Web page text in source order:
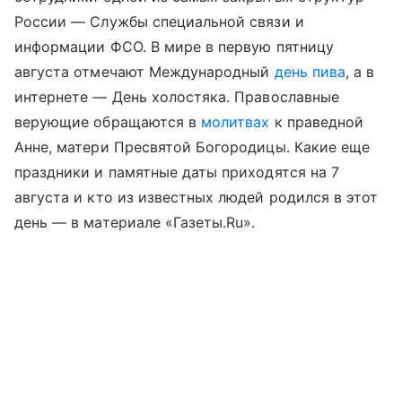
России — Службы специальной связи и
информации ФСО. В мире в первую пятницу
августа отмечают Международный день пива, а в
интернете — День холостяка. Православные
верующие обращаются в молитвах к праведной
Анне, матери Пресвятой Богородицы. Какие еще
праздники и памятные даты приходятся на 7
августа и кто из известных людей родился в этот
день — в материале «Газеты.Ru».